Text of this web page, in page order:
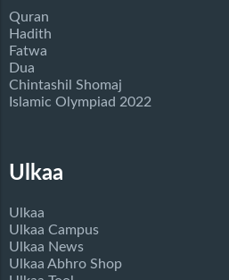
Quran
Hadith
Fatwa
Dua
Chintashil Shomaj
Islamic Olympiad 2022
Ulkaa
Ulkaa
Ulkaa Campus
Ulkaa News
Ulkaa Abhro Shop